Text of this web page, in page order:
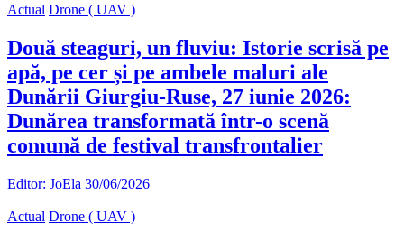
Actual Drone ( UAV )
Două steaguri, un fluviu: Istorie scrisă pe
apă, pe cer și pe ambele maluri ale
Dunării Giurgiu-Ruse, 27 iunie 2026:
Dunărea transformată într-o scenă
comună de festival transfrontalier
Editor: JoEla 30/06/2026
Actual Drone ( UAV )